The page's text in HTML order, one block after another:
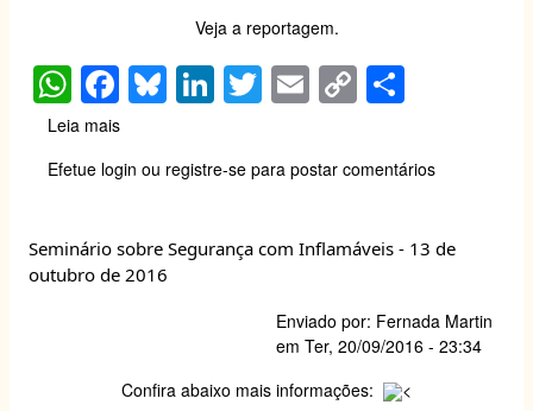
Brasileira
de
Medicina
Trabalho
(RBMT)
Veja a reportagem.
W
h
at
s
A
p
F
a
c
e
b
o
Bl
u
e
sk
y
Li
n
k
e
n
T
wi
tt
er
E
m
ail
C
o
p
y
Li
n
k
ar
e
Leia mais
Mudança
Efetue login ou registre-se para postar comentários
Seminário sobre Segurança com Inflamáveis - 13 de
outubro de 2016
Enviado por: Fernada Martin
em Ter, 20/09/2016 - 23:34
Confira abaixo mais informações:
<